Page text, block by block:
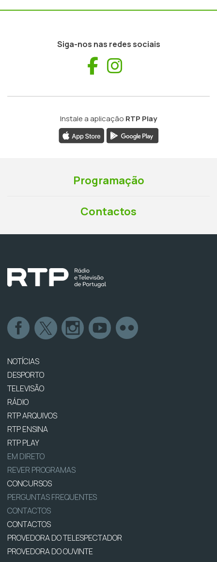
Siga-nos nas redes sociais
Facebook
Instale a aplicação RTP Play
Programação
Contactos
NOTÍCIAS
DESPORTO
TELEVISÃO
RÁDIO
RTP ARQUIVOS
RTP ENSINA
RTP PLAY
EM DIRETO
REVER PROGRAMAS
CONCURSOS
PERGUNTAS FREQUENTES
CONTACTOS
CONTACTOS
PROVEDORA DO TELESPECTADOR
PROVEDORA DO OUVINTE